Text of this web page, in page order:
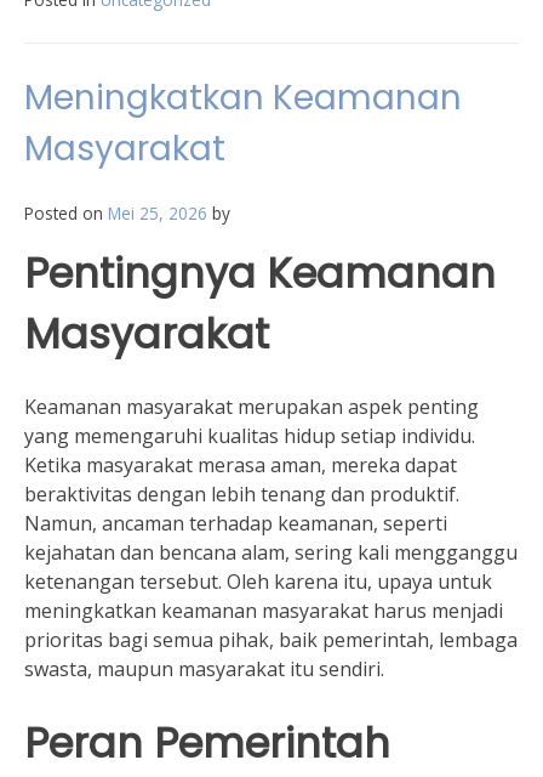
Meningkatkan Keamanan
Masyarakat
Posted on Mei 25, 2026 by
Pentingnya Keamanan
Masyarakat
Keamanan masyarakat merupakan aspek penting
yang memengaruhi kualitas hidup setiap individu.
Ketika masyarakat merasa aman, mereka dapat
beraktivitas dengan lebih tenang dan produktif.
Namun, ancaman terhadap keamanan, seperti
kejahatan dan bencana alam, sering kali mengganggu
ketenangan tersebut. Oleh karena itu, upaya untuk
meningkatkan keamanan masyarakat harus menjadi
prioritas bagi semua pihak, baik pemerintah, lembaga
swasta, maupun masyarakat itu sendiri.
Peran Pemerintah